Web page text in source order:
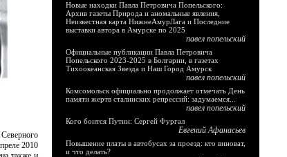
2010
Новые находки Павла Петровича Попельского:
Архив газеты Природа и аномальные явления,
Неизвестная карта НижнеАмурЛага и Последние
выставки автора в Амурске по 2025
павел попельский
Официальные публикации Павла Петровича
Попельского 2023-2025 в Болгарии, в газетах
Тихоокеанская Звезда и Наш Город Амурск
павел попельский
Комсомольск официально продолжает отмечать День
памяти жертв сталинских репрессий: задумаемся...
павел попельский
Кого боится Путин: Сергей Фургал
Евгений Афанасьев
Повышение платы в автобусах за проезд: кто виноват,
и что делать?